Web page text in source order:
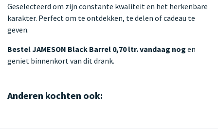
Geselecteerd om zijn constante kwaliteit en het herkenbare
karakter. Perfect om te ontdekken, te delen of cadeau te
geven.
Bestel JAMESON Black Barrel 0,70 ltr. vandaag nog en
geniet binnenkort van dit drank.
Anderen kochten ook: